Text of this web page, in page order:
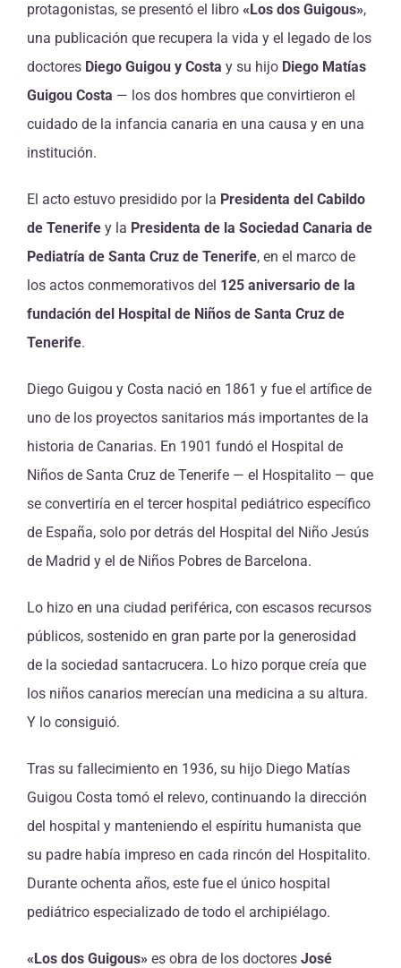
protagonistas, se presentó el libro «Los dos Guigous»,
una publicación que recupera la vida y el legado de los
doctores Diego Guigou y Costa y su hijo Diego Matías
Guigou Costa — los dos hombres que convirtieron el
cuidado de la infancia canaria en una causa y en una
institución.
El acto estuvo presidido por la Presidenta del Cabildo
de Tenerife y la Presidenta de la Sociedad Canaria de
Pediatría de Santa Cruz de Tenerife, en el marco de
los actos conmemorativos del 125 aniversario de la
fundación del Hospital de Niños de Santa Cruz de
Tenerife.
Diego Guigou y Costa nació en 1861 y fue el artífice de
uno de los proyectos sanitarios más importantes de la
historia de Canarias. En 1901 fundó el Hospital de
Niños de Santa Cruz de Tenerife — el Hospitalito — que
se convertiría en el tercer hospital pediátrico específico
de España, solo por detrás del Hospital del Niño Jesús
de Madrid y el de Niños Pobres de Barcelona.
Lo hizo en una ciudad periférica, con escasos recursos
públicos, sostenido en gran parte por la generosidad
de la sociedad santacrucera. Lo hizo porque creía que
los niños canarios merecían una medicina a su altura.
Y lo consiguió.
Tras su fallecimiento en 1936, su hijo Diego Matías
Guigou Costa tomó el relevo, continuando la dirección
del hospital y manteniendo el espíritu humanista que
su padre había impreso en cada rincón del Hospitalito.
Durante ochenta años, este fue el único hospital
pediátrico especializado de todo el archipiélago.
«Los dos Guigous» es obra de los doctores José